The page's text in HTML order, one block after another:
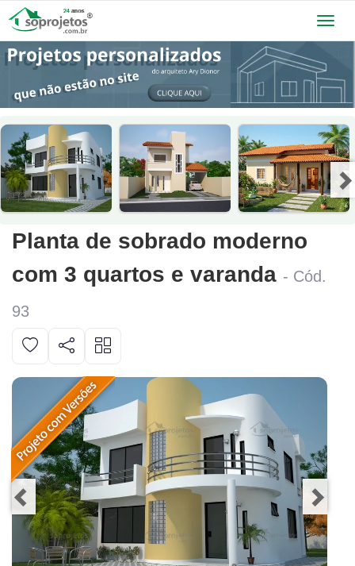
Planta de sobrado moderno
com 3 quartos e varanda - Cód.
93